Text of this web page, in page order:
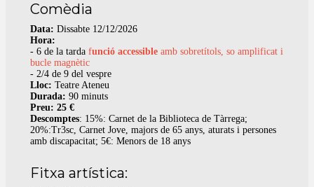
Comèdia
Data: Dissabte 12/12/2026
Hora:
- 6 de la tarda funció accessible amb sobretítols, so amplificat i
bucle magnètic
- 2/4 de 9 del vespre
Lloc: Teatre Ateneu
Durada: 90 minuts
Preu: 25 €
Descomptes: 15%: Carnet de la Biblioteca de Tàrrega;
20%:Tr3sc, Carnet Jove, majors de 65 anys, aturats i persones
amb discapacitat; 5€: Menors de 18 anys
Fitxa artística: